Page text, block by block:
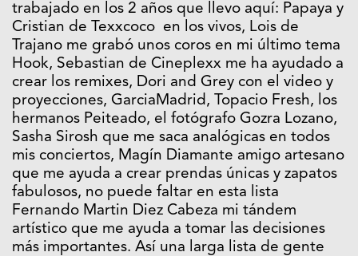
trabajado en los 2 años que llevo aquí: Papaya y
Cristian de Texxcoco en los vivos, Lois de
Trajano me grabó unos coros en mi último tema
Hook, Sebastian de Cineplexx me ha ayudado a
crear los remixes, Dori and Grey con el video y
proyecciones, GarciaMadrid, Topacio Fresh, los
hermanos Peiteado, el fotógrafo Gozra Lozano,
Sasha Sirosh que me saca analógicas en todos
mis conciertos, Magín Diamante amigo artesano
que me ayuda a crear prendas únicas y zapatos
fabulosos, no puede faltar en esta lista
Fernando Martin Diez Cabeza mi tándem
artístico que me ayuda a tomar las decisiones
más importantes. Así una larga lista de gente